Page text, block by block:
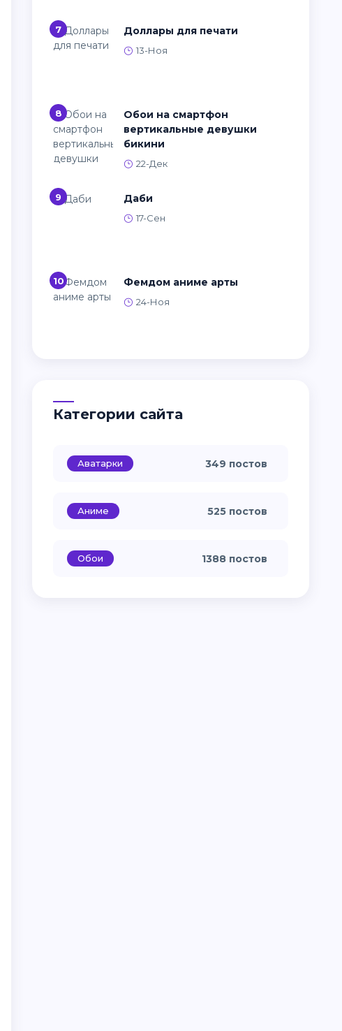
7 Доллары для печати
13-Ноя
8
Обои на смартфон
вертикальные девушки
бикини
22-Дек
9 Даби
17-Сен
10 Фемдом аниме арты
24-Ноя
Категории сайта
Аватарки 349 постов
Аниме 525 постов
Обои 1388 постов